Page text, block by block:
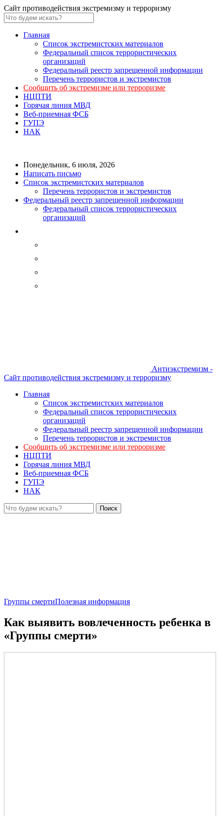
Сайт противодействия экстремизму и терроризму
Главная
Список экстремистских материалов
Федеральный список террористических
организаций
Федеральный реестр запрещенной информации
Перечень террористов и экстремистов
Сообщить об экстремизме или терроризме
НЦПТИ
Горячая линия МВД
Веб-приемная ФСБ
ГУПЭ
НАК
Понедельник, 6 июля, 2026
Написать письмо
Список экстремистских материалов
Перечень террористов и экстремистов
Федеральный реестр запрещенной информации
Федеральный список террористических
организаций
Антиэкстремизм -
Сайт противодействия экстремизму и терроризму
Главная
Список экстремистских материалов
Федеральный список террористических
организаций
Федеральный реестр запрещенной информации
Перечень террористов и экстремистов
Сообщить об экстремизме или терроризме
НЦПТИ
Горячая линия МВД
Веб-приемная ФСБ
ГУПЭ
НАК
Группы смертиПолезная информация
Как выявить вовлеченность ребенка в
«Группы смерти»